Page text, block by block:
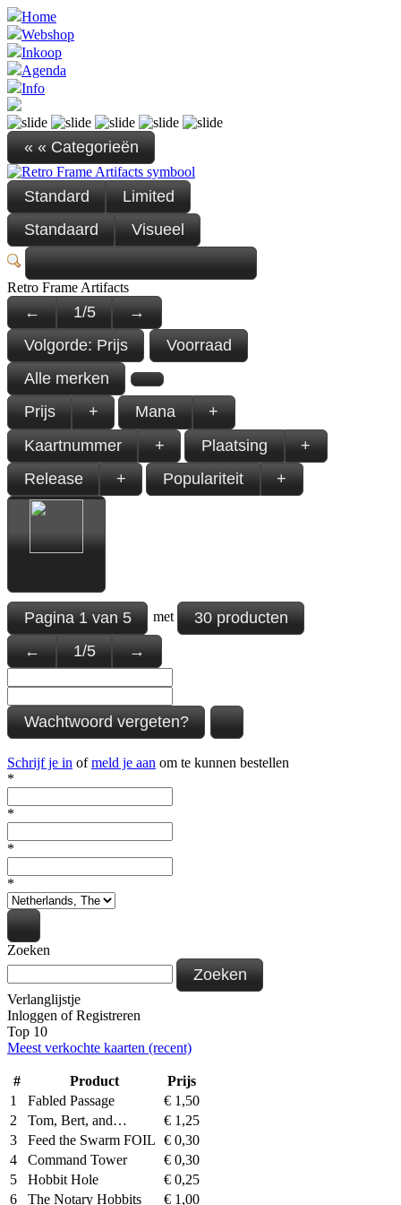
Home
Webshop
Inkoop
Agenda
Info
« « Categorieën
Standard
Limited
Standaard
Visueel
Retro Frame Artifacts
← 1/5
→
Volgorde: Prijs
Voorraad
Alle merken
Prijs
+ Mana
+
Kaartnummer
+ Plaatsing
+
Release
+ Populariteit +
Pagina1van5 met
30 producten
←
1/5 →
Wachtwoord vergeten?
Schrijf je in ofmeld je aan om te kunnen bestellen
*
*
*
*
Zoeken
Zoeken
Verlanglijstje
Inloggen ofRegistreren
Top 10
Meest verkochte kaarten (recent)
# Product
Prijs
1
Fabled Passage € 1,50
2
Tom, Bert, and… € 1,25
3
Feed the Swarm FOIL € 0,30
4
Command Tower € 0,30
5
Hobbit Hole € 0,25
6
The Notary Hobbits € 1,00